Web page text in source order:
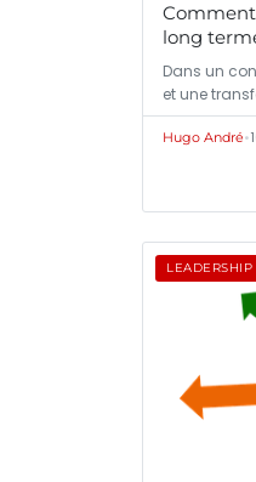
Comment
long
Dans un
et une
Hugo André•